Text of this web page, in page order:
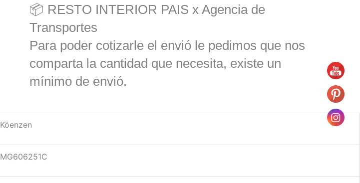
📦 RESTO INTERIOR PAIS x Agencia de
Transportes
Para poder cotizarle el envió le pedimos que nos
comparta la cantidad que necesita, existe un
mínimo de envió.
Köenzen
MG606251C